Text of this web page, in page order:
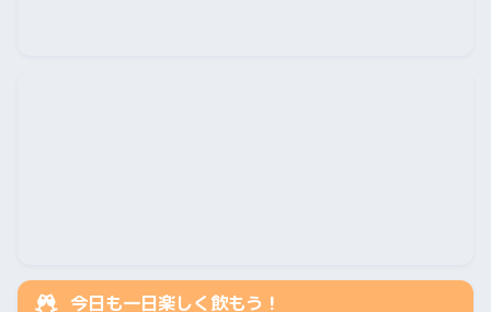
今日も一日楽しく飲もう！